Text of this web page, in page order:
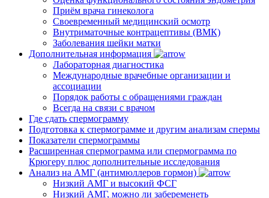
Приём врача гинеколога
Своевременный медицинский осмотр
Внутриматочные контрацептивы (ВМК)
Заболевания шейки матки
Дополнительная информация
Лабораторная диагностика
Международные врачебные организации и
ассоциации
Порядок работы с обращениями граждан
Всегда на связи с врачом
Где сдать спермограмму
Подготовка к спермограмме и другим анализам спермы
Показатели спермограммы
Расширенная спермограмма или спермограмма по
Крюгеру плюс дополнительные исследования
Анализ на АМГ (антимюллеров гормон)
Низкий АМГ и высокий ФСГ
Низкий АМГ, можно ли забеременеть